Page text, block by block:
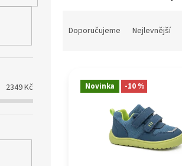
2349Kč
Doporučujeme Nejlevnější
Novinka -10 %